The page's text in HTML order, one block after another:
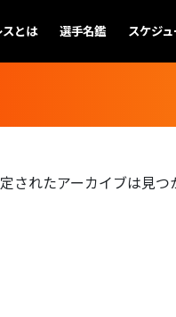
とは 選手名鑑 スケジ
されたアーカイブは見つ